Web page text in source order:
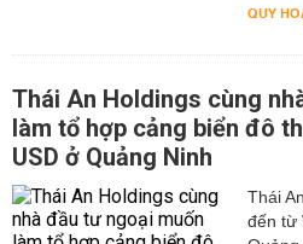
QUY
Thái An Holdings cùng
làm tổ hợp cảng biển đô
USD ở Quảng Ninh
Thái
đến từ